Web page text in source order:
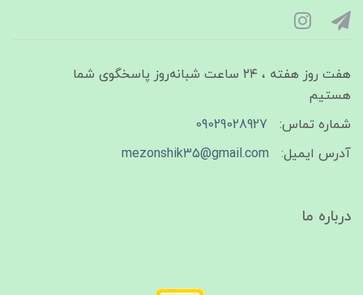
هفت روز هفته ، ۲۴ ساعت شبانه‌روز پاسخگوی شما
هستیم
شماره تماس:
09029028927
آدرس ایمیل:
mezonshik35@gmail.com
درباره ما